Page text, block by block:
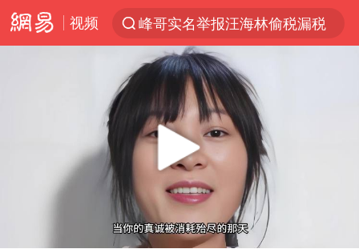
视频
峰哥实名举报汪海林偷税漏税
解锁各地夏日限定体验
酒店回应车内过夜被收150元
名创优品一次性内裤 颜面尽失
“六爷”挂一颗出场
金饰克价一夜涨回1300元
白海豚将正面袭击贯穿浙江
Play